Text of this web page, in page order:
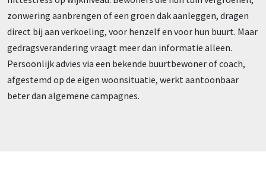
zonwering aanbrengen of een groen dak aanleggen, dragen
direct bij aan verkoeling, voor henzelf en voor hun buurt. Maar
gedragsverandering vraagt meer dan informatie alleen.
Persoonlijk advies via een bekende buurtbewoner of coach,
afgestemd op de eigen woonsituatie, werkt aantoonbaar
beter dan algemene campagnes.